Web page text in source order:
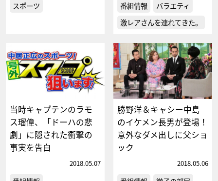
スポーツ 番組情報
バラエティ
激レアさんを連れてきた。
当時キャプテンのラモ
ス瑠偉、「ドーハの悲
劇」に隠された衝撃の
事実を告白
2018.05.07
勝野洋＆キャシー中島
のイケメン長男が登場！
意外なダメ出しに父ショ
ック
2018.05.06